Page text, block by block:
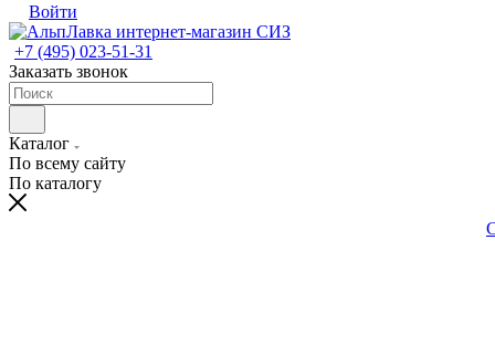
Войти
+7 (495) 023-51-31
Заказать звонок
Каталог
По всему сайту
По каталогу